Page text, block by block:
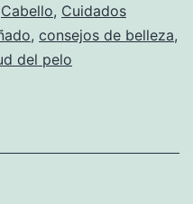
Cabello, Cuidados
, consejos de belleza,
del pelo